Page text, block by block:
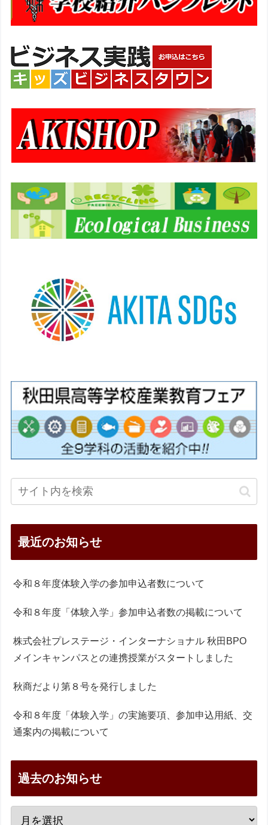
最近のお知らせ
令和８年度体験入学の参加申込者数について
令和８年度「体験入学」参加申込者数の掲載について
株式会社プレステージ・インターナショナル 秋田BPO
メインキャンパスとの連携授業がスタートしました
秋商だより第８号を発行しました
令和８年度「体験入学」の実施要項、参加申込用紙、交
通案内の掲載について
過去のお知らせ